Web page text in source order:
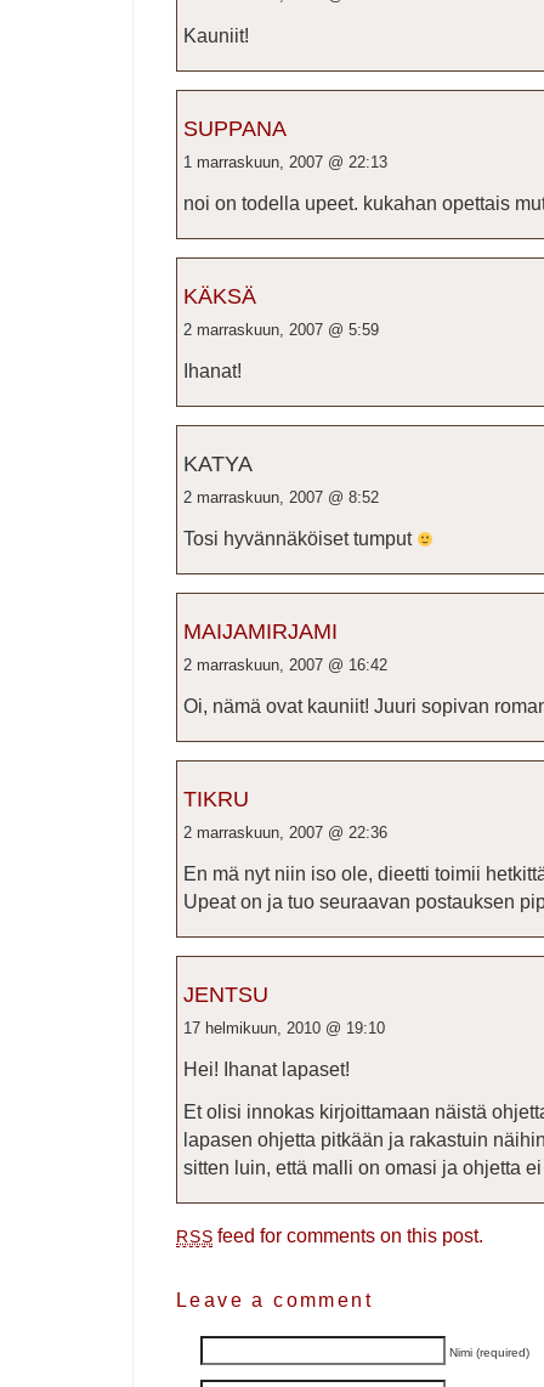
Kauniit!
SUPPANA
1 marraskuun, 2007 @ 22:13
noi on todella upeet. kukahan opettais
KÄKSÄ
2 marraskuun, 2007 @ 5:59
Ihanat!
KATYA
2 marraskuun, 2007 @ 8:52
Tosi hyvännäköiset tumput
MAIJAMIRJAMI
2 marraskuun, 2007 @ 16:42
Oi, nämä ovat kauniit! Juuri sopivan
TIKRU
2 marraskuun, 2007 @ 22:36
En mä nyt niin iso ole, dieetti toimii
Upeat on ja tuo seuraavan postauksen
JENTSU
17 helmikuun, 2010 @ 19:10
Hei! Ihanat lapaset!
Et olisi innokas kirjoittamaan näistä
lapasen ohjetta pitkään ja rakastuin
sitten luin, että malli on omasi ja ohjetta
RSS feed for comments on this post.
Leave a comment
Nimi (required)